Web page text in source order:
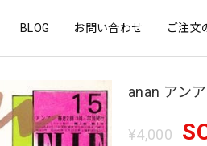
BLOG お問い合わせ ご注文
anan アン
¥4,000